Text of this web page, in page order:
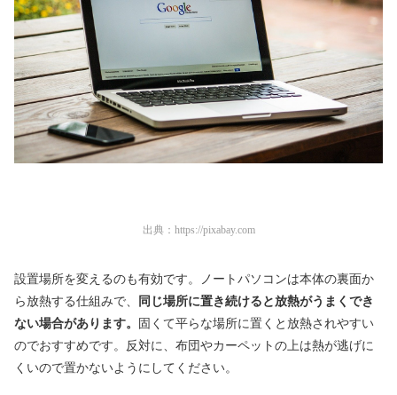
出典： https://pixabay.com
設置場所を変えるのも有効です。ノートパソコンは本体の裏面か
ら放熱する仕組みで、
同じ場所に置き続けると放熱がうまくでき
ない場合があります。
固くて平らな場所に置くと放熱されやすい
のでおすすめです。反対に、布団やカーペットの上は熱が逃げに
くいので置かないようにしてください。